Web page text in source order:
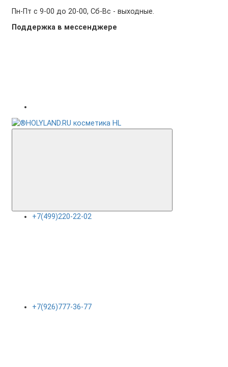
Пн-Пт с 9-00 до 20-00, Сб-Вс - выходные.
Поддержка в мессенджере
+7(499)220-22-02
+7(926)777-36-77